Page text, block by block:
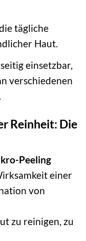
tägliche
Haut.
einsetzbar,
verschiedenen
Reinheit: Die
Peeling
einer
von
zu reinigen, zu